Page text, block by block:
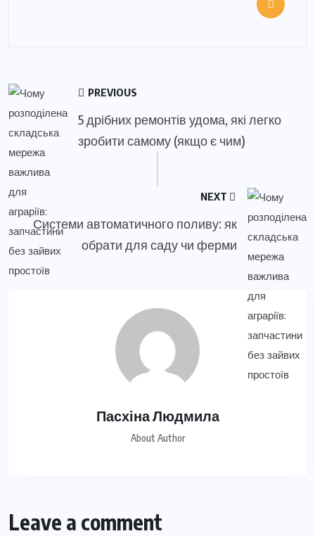
PREVIOUS
5 дрібних ремонтів удома, які легко
зробити самому (якщо є чим)
NEXT
Системи автоматичного поливу: як
обрати для саду чи ферми
Пасхіна Людмила
About Author
Leave a comment